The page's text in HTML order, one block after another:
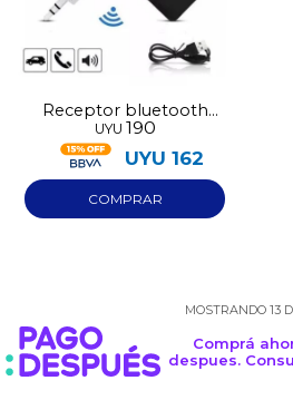
Receptor bluetooth
para parlantes
UYU 190
UYU 162
MOSTRANDO 13
Comprá
despues.